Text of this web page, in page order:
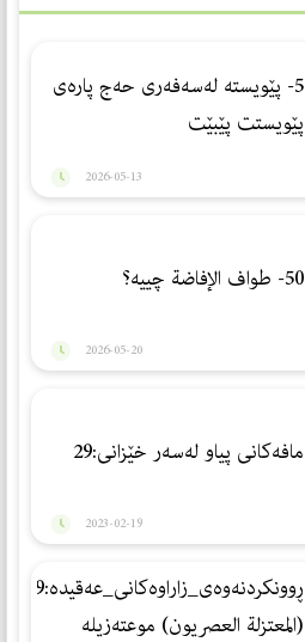
5- پێویستە لەسەفەری حەج پارەی
پێویستت پێبێت
2026-05-13
50- طواف الإفاضة چییە؟
2026-05-20
مافەكانی پیاو لەسەر خێزانی:29
2023-02-19
ڕوونكردنه‌وه‌ی_زاراوه‌كانی_عه‌قیده‌:29
(المعتزلة العصریون) موعته‌زیله‌